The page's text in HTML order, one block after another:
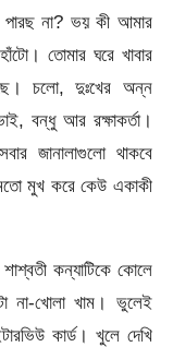
না? ভয় কী আমার
তোমার ঘরে খাবার
চলো, দুঃখের অন্ন
বন্ধু আর রক্ষাকর্তা।
জানালাগুলো থাকবে
মুখ করে কেউ একাকী
কন্যাটিকে কোলে
না-খোলা খাম। ভুলেই
কার্ড। খুলে দেখি